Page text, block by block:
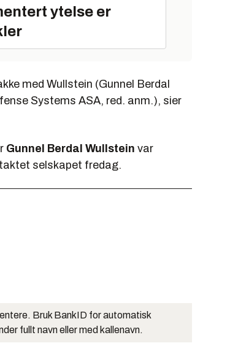
ytelse er
med Wullstein (Gunnel Berdal
Systems ASA, red. anm.), sier
Gunnel Berdal Wullstein var
selskapet fredag.
Bruk BankID for automatisk
fullt navn eller med kallenavn.